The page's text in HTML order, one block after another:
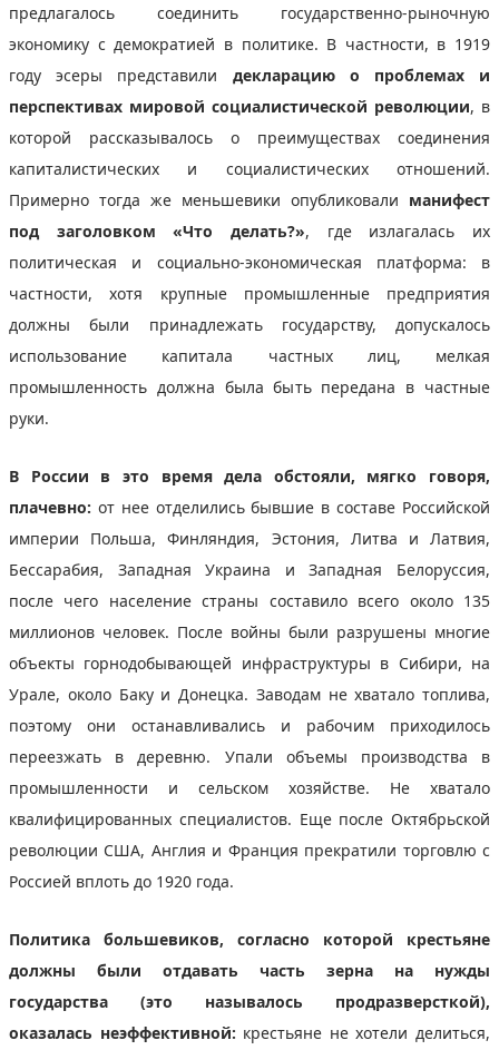
предлагалось соединить государственно-рыночную
экономику с демократией в политике. В частности, в 1919
году эсеры представили декларацию о проблемах и
перспективах мировой социалистической революции, в
которой рассказывалось о преимуществах соединения
капиталистических и социалистических отношений.
Примерно тогда же меньшевики опубликовали манифест
под заголовком «Что делать?», где излагалась их
политическая и социально-экономическая платформа: в
частности, хотя крупные промышленные предприятия
должны были принадлежать государству, допускалось
использование капитала частных лиц, мелкая
промышленность должна была быть передана в частные
руки.
В России в это время дела обстояли, мягко говоря,
плачевно: от нее отделились бывшие в составе Российской
империи Польша, Финляндия, Эстония, Литва и Латвия,
Бессарабия, Западная Украина и Западная Белоруссия,
после чего население страны составило всего около 135
миллионов человек. После войны были разрушены многие
объекты горнодобывающей инфраструктуры в Сибири, на
Урале, около Баку и Донецка. Заводам не хватало топлива,
поэтому они останавливались и рабочим приходилось
переезжать в деревню. Упали объемы производства в
промышленности и сельском хозяйстве. Не хватало
квалифицированных специалистов. Еще после Октябрьской
революции США, Англия и Франция прекратили торговлю с
Россией вплоть до 1920 года.
Политика большевиков, согласно которой крестьяне
должны были отдавать часть зерна на нужды
государства (это называлось продразверсткой),
оказалась неэффективной: крестьяне не хотели делиться,